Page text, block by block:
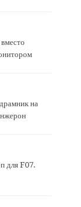
на
для F07.